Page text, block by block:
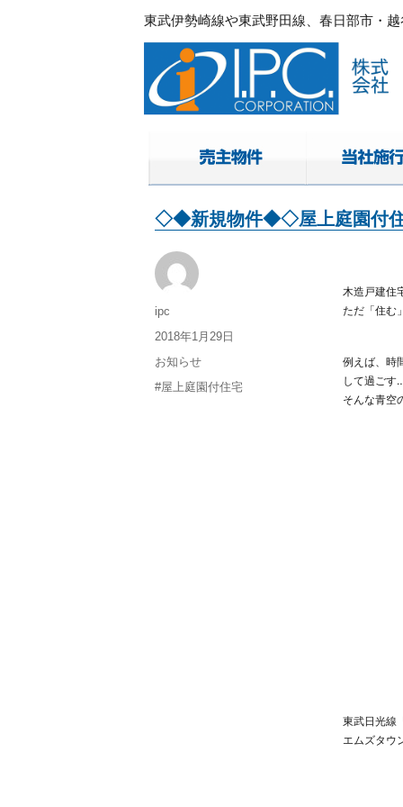
東武伊勢崎線や東武野田線、春日部市・
春日部・越谷・草加の不動産。I.P.C.コー
東武伊勢崎線や東武野田線.春日部市・
◇◆新規物件◆◇屋上庭園付住
木造戸建住
ただ「住む
例えば、時
して過ごす‥
そんな青空
東武日光線
エムズタウ
投
稿
ipc
投
稿
2018年1月29日
カ
テ
お知らせ
タ
#屋上庭園付住宅